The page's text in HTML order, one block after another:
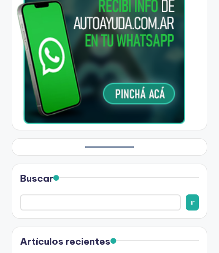
Buscar
ir
Artículos recientes